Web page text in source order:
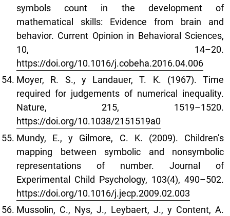
symbols count in the development of
mathematical skills: Evidence from brain and
behavior. Current Opinion in Behavioral Sciences,
10, 14–20.
https://doi.org/10.1016/j.cobeha.2016.04.006
Moyer, R. S., y Landauer, T. K. (1967). Time
required for judgements of numerical inequality.
Nature, 215, 1519–1520.
https://doi.org/10.1038/2151519a0
Mundy, E., y Gilmore, C. K. (2009). Children’s
mapping between symbolic and nonsymbolic
representations of number. Journal of
Experimental Child Psychology, 103(4), 490–502.
https://doi.org/10.1016/j.jecp.2009.02.003
Mussolin, C., Nys, J., Leybaert, J., y Content, A.